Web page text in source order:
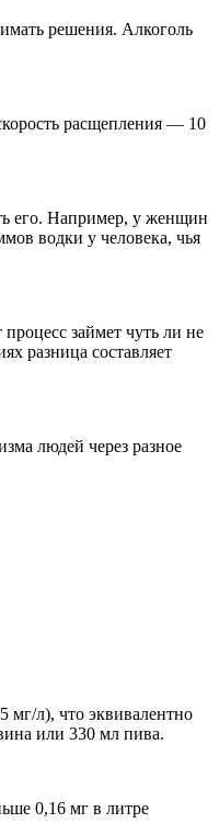
решения. Алкоголь
расщепления — 10
его. Например, у женщин
водки у человека, чья
займет чуть ли не
разница составляет
людей через разное
мг/л), что эквивалентно
или 330 мл пива.
0,16 мг в литре